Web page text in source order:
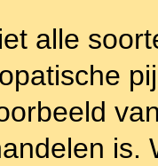
alle
is.